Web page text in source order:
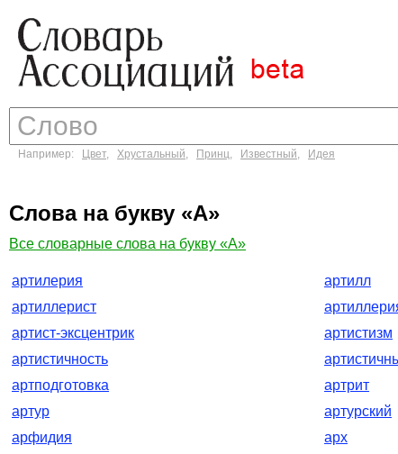
Например: Цвет, Хрустальный, Принц, Известный, Идея
Слова на букву «А»
Все словарные слова на букву «А»
артилерия артилл
артиллерист
артист-эксцентрик
артистизм
артистичность
артподготовка
артрит
артур
артурский
арфидия
арх